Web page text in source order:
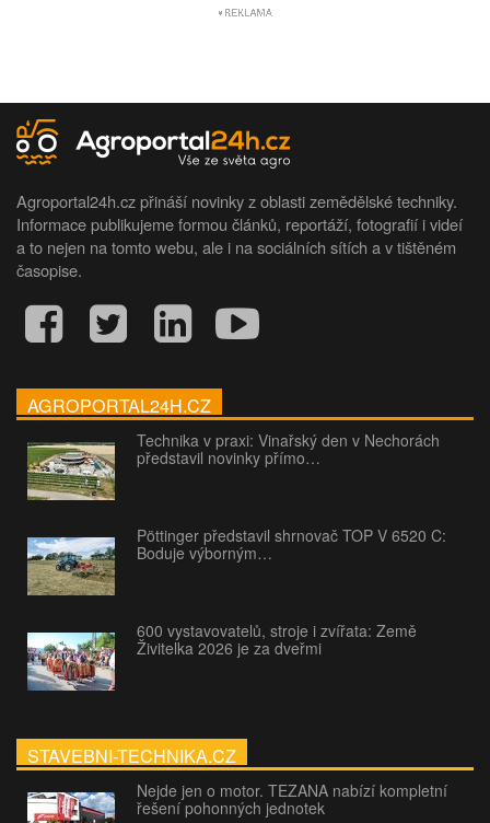
Agroportal24h.cz přináší novinky z oblasti zemědělské techniky.
Informace publikujeme formou článků, reportáží, fotografií i videí
a to nejen na tomto webu, ale i na sociálních sítích a v tištěném
časopise.
AGROPORTAL24H.CZ
Technika v praxi: Vinařský den v Nechorách
představil novinky přímo…
Pöttinger představil shrnovač TOP V 6520 C:
Boduje výborným…
600 vystavovatelů, stroje i zvířata: Země
Živitelka 2026 je za dveřmi
STAVEBNI-TECHNIKA.CZ
Nejde jen o motor. TEZANA nabízí kompletní
řešení pohonných jednotek